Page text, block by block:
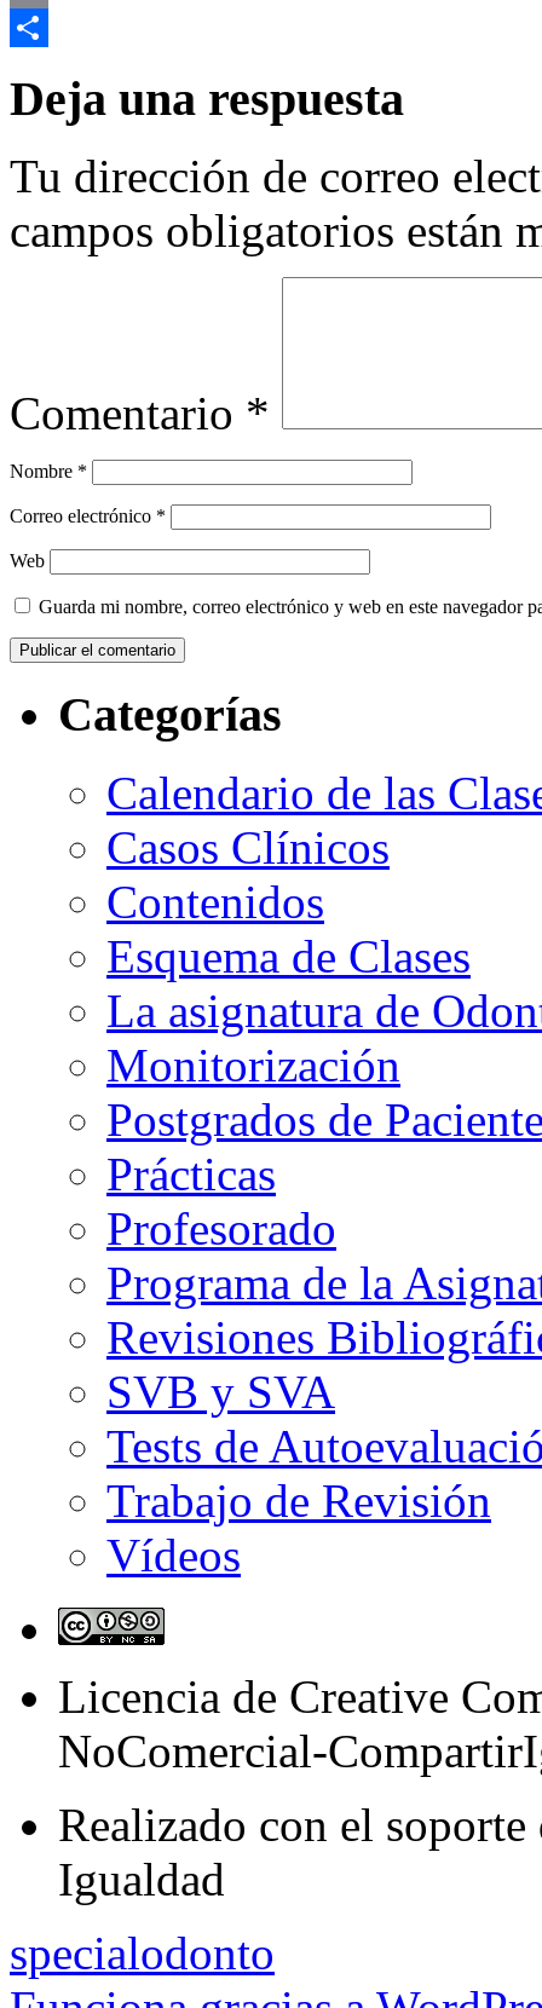
Email
Deja una respuesta
Tu dirección de correo
campos obligatorios están
Comentario *
Nombre *
Correo electrónico *
Web
Guarda mi nombre, correo electrónico y web en este navegador
Categorías
Calendario de las
Casos Clínicos
Contenidos
Esquema de Clases
La asignatura de
Monitorización
Postgrados de
Prácticas
Profesorado
Programa de la
Revisiones
SVB y SVA
Tests de
Trabajo de Revisión
Vídeos
Licencia de Creative
NoComercial-
Realizado con el
Igualdad
specialodonto